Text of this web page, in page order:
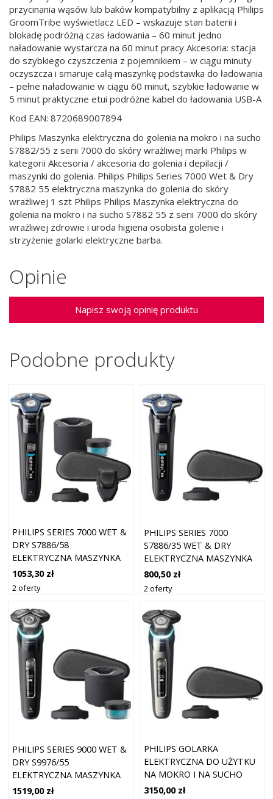
przycinania wąsów lub baków kompatybilny z aplikacją Philips
GroomTribe wyświetlacz LED – wskazuje stan baterii i
blokadę podróżną czas ładowania – 60 minut jedno
naładowanie wystarcza na 60 minut pracy Akcesoria: stacja
do szybkiego czyszczenia z pojemnikiem – w ciągu minuty
oczyszcza i smaruje całą maszynkę podstawka do ładowania
– pełne naładowanie w ciągu 60 minut, szybkie ładowanie w
5 minut praktyczne etui podróżne kabel do ładowania USB-A
Kod EAN: 8720689007894
Philips Maszynka elektryczna do golenia na mokro i na sucho
S7882/55 z serii 7000 do skóry wrażliwej marki Philips w
kategorii Akcesoria / akcesoria do golenia i depilacji /
maszynki do golenia. Philips Philips Series 7000 Wet & Dry
S7882 55 elektryczna maszynka do golenia do skóry
wrażliwej 1 szt Philips Philips Maszynka elektryczna do
golenia na mokro i na sucho S7882 55 z serii 7000 do skóry
wrażliwej zdrowie i uroda higiena osobista golenie i
strzyżenie golarki elektryczne barba.
Opinie
Napisz swoją opinię produktu
Podobne produkty
PHILIPS SERIES 7000 WET &
DRY S7886/58
ELEKTRYCZNA MASZYNKA
DO GOLENIA 1 SZT.
1053,30 zł
2 oferty
PHILIPS SERIES 7000
S7886/35 WET & DRY
ELEKTRYCZNA MASZYNKA
DO GOLENIA 1 SZT.
800,50 zł
2 oferty
PHILIPS SERIES 9000 WET &
DRY S9976/55
ELEKTRYCZNA MASZYNKA
DO GOLENIA 1 SZT.
1519,00 zł
PHILIPS GOLARKA
ELEKTRYCZNA DO UŻYTKU
NA MOKRO I NA SUCHO
S9974/35 Z SERII 9000
3150,00 zł